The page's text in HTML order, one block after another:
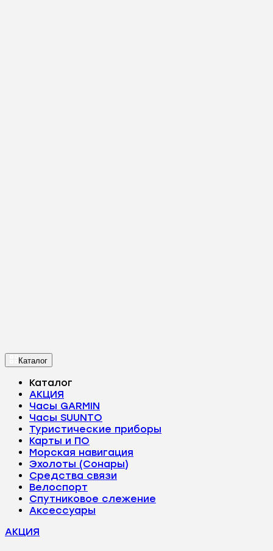
Каталог
Каталог
АКЦИЯ
Часы GARMIN
Часы SUUNTO
Туристические приборы
Карты и ПО
Морская навигация
Эхолоты (Сонары)
Средства связи
Велоспорт
Спутниковое слежение
Аксессуары
АКЦИЯ